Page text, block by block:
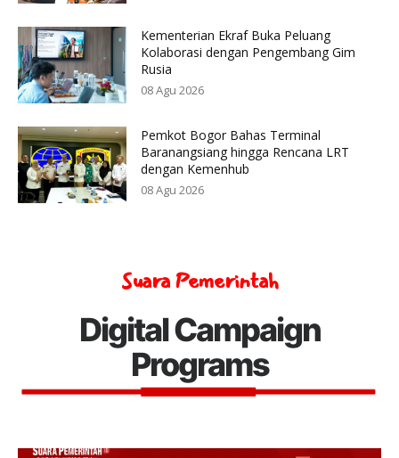
Kementerian Ekraf Buka Peluang
Kolaborasi dengan Pengembang Gim
Rusia
08 Agu 2026
Pemkot Bogor Bahas Terminal
Baranangsiang hingga Rencana LRT
dengan Kemenhub
08 Agu 2026
Suara Pemerintah
Digital Campaign
Programs